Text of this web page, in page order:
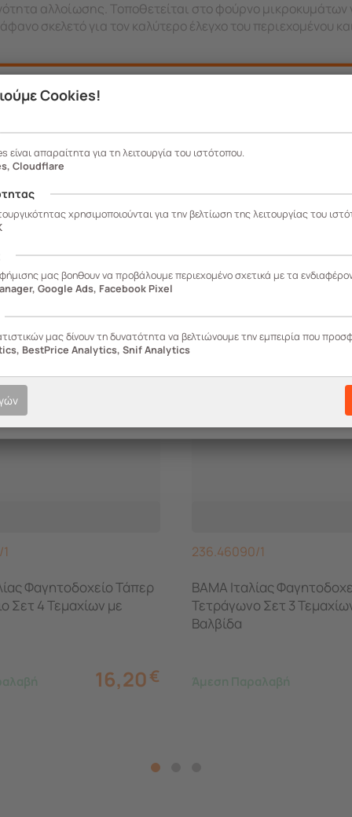
αλλοίωσης. Τοποθετείται στο φούρνο
σκελετό για τον καλύτερο έλεγχο του
Φαγητοδοχείο Τάπερ
Σετ 4 Τεμαχίων με
16,20€
236.46090/1
BAMA Ιταλίας
Τετράγωνο Σετ 3
Βαλβίδα
Άμεση Παραλαβή
Cookies!
είναι απαραίτητα για τη λειτουργία του ιστότοπου.
Cloudflare
χρησιμοποιούνται για την βελτίωση της λειτουργίας του
μας βοηθουν να προβάλουμε περιεχομένο σχετικά με τα
Google Ads, Facebook Pixel
μας δίνουν τη δυνατότητα να βελτιώνουμε την εμπειρία που
BestPrice Analytics, Snif Analytics